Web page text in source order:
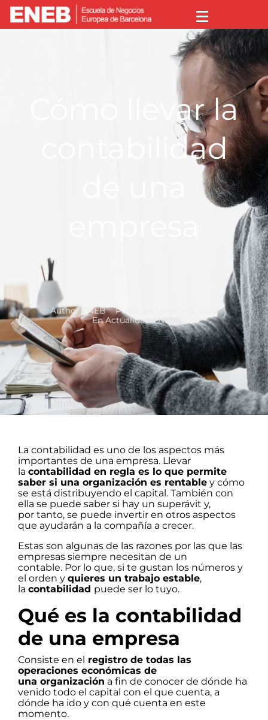
Cómo llevar la
contabilidad
AuthorENEB Publicado
enero 14, 2022
En Actualidad ENEB
La contabilidad es uno de los aspectos más
importantes de una empresa. Llevar
la contabilidad en regla es lo que permite
saber si una organización es rentable y cómo
se está distribuyendo el capital. También con
ella se puede saber si hay un superávit y,
por tanto, se puede invertir en otros aspectos
que ayudarán a la compañía a crecer.
Estas son algunas de las razones por las que las
empresas siempre necesitan de un
contable. Por lo que, si te gustan los números y
el orden y quieres un trabajo estable,
la contabilidad puede ser lo tuyo.
Qué es la contabilidad
de una empresa
Consiste en el registro de todas las
operaciones económicas de
una organización a fin de conocer de dónde ha
venido todo el capital con el que cuenta, a
dónde ha ido y con qué cuenta en este
momento.